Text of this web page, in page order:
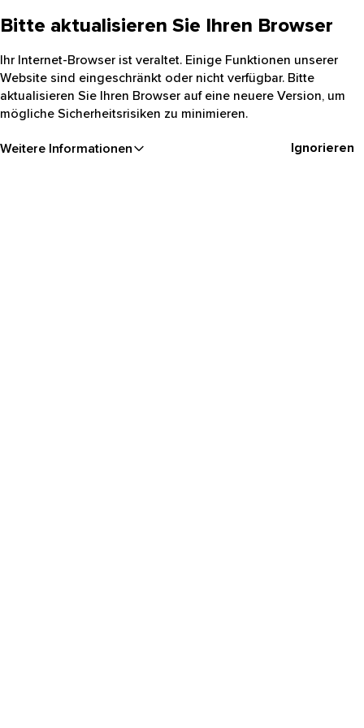
Bitte aktualisieren Sie Ihren Browser
Ihr Internet-Browser ist veraltet. Einige Funktionen unserer
Website sind eingeschränkt oder nicht verfügbar. Bitte
aktualisieren Sie Ihren Browser auf eine neuere Version, um
mögliche Sicherheitsrisiken zu minimieren.
Weitere Informationen Ignorieren